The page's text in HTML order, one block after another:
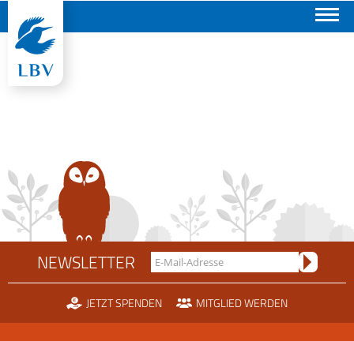
NEWSLETTER
JETZT SPENDEN MITGLIED WERDEN